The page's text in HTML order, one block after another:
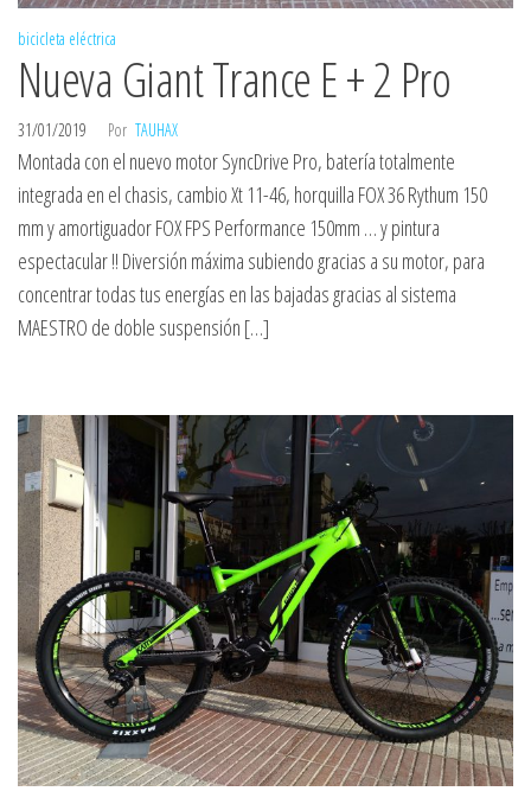
bicicleta eléctrica
Nueva Giant Trance E + 2 Pro
31/01/2019 Por TAUHAX
Montada con el nuevo motor SyncDrive Pro, batería totalmente
integrada en el chasis, cambio Xt 11-46, horquilla FOX 36 Rythum 150
mm y amortiguador FOX FPS Performance 150mm … y pintura
espectacular !! Diversión máxima subiendo gracias a su motor, para
concentrar todas tus energías en las bajadas gracias al sistema
MAESTRO de doble suspensión […]